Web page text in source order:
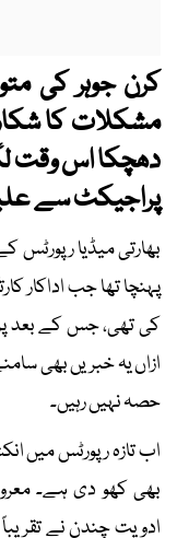
مشکلات کا شکار
دھچکا اس وقت
پراجیکٹ سے
بھارتی میڈیا
پہنچا تھا جب اداکار
کی تھی، جس کے بعد
ازاں یہ خبریں بھی
حصہ نہیں رہیں۔
اب تازہ رپورٹس میں
بھی کھو دی ہے۔
ادویت چندن نے